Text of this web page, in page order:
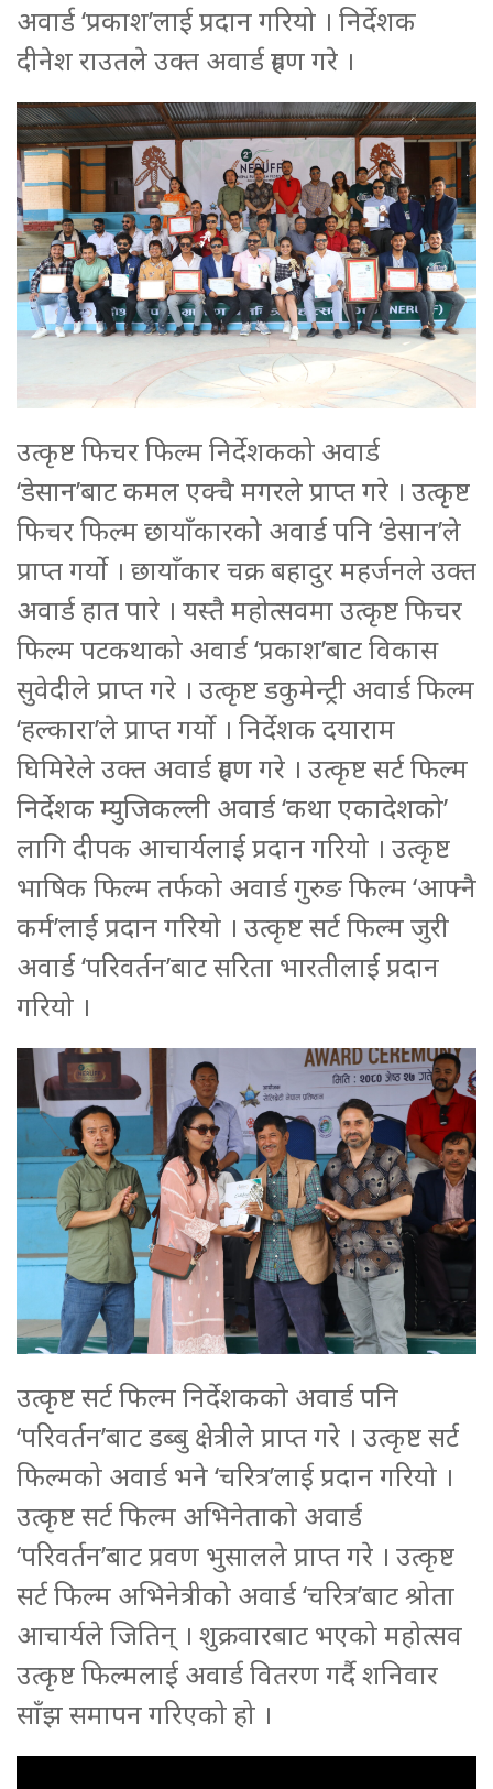
अवार्ड ‘प्रकाश’लाई प्रदान गरियो । निर्देशक
दीनेश राउतले उक्त अवार्ड ग्रहण गरे ।
उत्कृष्ट फिचर फिल्म निर्देशकको अवार्ड
‘डेसान’बाट कमल एक्चै मगरले प्राप्त गरे । उत्कृष्ट
फिचर फिल्म छायाँकारको अवार्ड पनि ‘डेसान’ले
प्राप्त गर्यो । छायाँकार चक्र बहादुर महर्जनले उक्त
अवार्ड हात पारे । यस्तै महोत्सवमा उत्कृष्ट फिचर
फिल्म पटकथाको अवार्ड ‘प्रकाश’बाट विकास
सुवेदीले प्राप्त गरे । उत्कृष्ट डकुमेन्ट्री अवार्ड फिल्म
‘हल्कारा’ले प्राप्त गर्यो । निर्देशक दयाराम
घिमिरेले उक्त अवार्ड ग्रहण गरे । उत्कृष्ट सर्ट फिल्म
निर्देशक म्युजिकल्ली अवार्ड ‘कथा एकादेशको’
लागि दीपक आचार्यलाई प्रदान गरियो । उत्कृष्ट
भाषिक फिल्म तर्फको अवार्ड गुरुङ फिल्म ‘आफ्नै
कर्म’लाई प्रदान गरियो । उत्कृष्ट सर्ट फिल्म जुरी
अवार्ड ‘परिवर्तन’बाट सरिता भारतीलाई प्रदान
गरियो ।
उत्कृष्ट सर्ट फिल्म निर्देशकको अवार्ड पनि
‘परिवर्तन’बाट डब्बु क्षेत्रीले प्राप्त गरे । उत्कृष्ट सर्ट
फिल्मको अवार्ड भने ‘चरित्र’लाई प्रदान गरियो ।
उत्कृष्ट सर्ट फिल्म अभिनेताको अवार्ड
‘परिवर्तन’बाट प्रवण भुसालले प्राप्त गरे । उत्कृष्ट
सर्ट फिल्म अभिनेत्रीको अवार्ड ‘चरित्र’बाट श्रोता
आचार्यले जितिन् । शुक्रवारबाट भएको महोत्सव
उत्कृष्ट फिल्मलाई अवार्ड वितरण गर्दै शनिवार
साँझ समापन गरिएको हो ।